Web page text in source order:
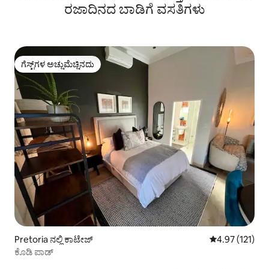
ರಜಾದಿನದ ಬಾಡಿಗೆ ವಸತಿಗಳು
ಗೆಸ್ಟ್‌ಗಳ ಅಚ್ಚುಮೆಚ್ಚಿನದು
ಗೆಸ್ಟ್‌ಗಳ ಅಚ್ಚುಮೆಚ್ಚಿನದು
Pretoria ನಲ್ಲಿ ಕಾಟೇಜ್ 5 ರಲ್ಲಿ 4.97
4.97 (121)
ಕೊಡಿ ಪಾಡ್